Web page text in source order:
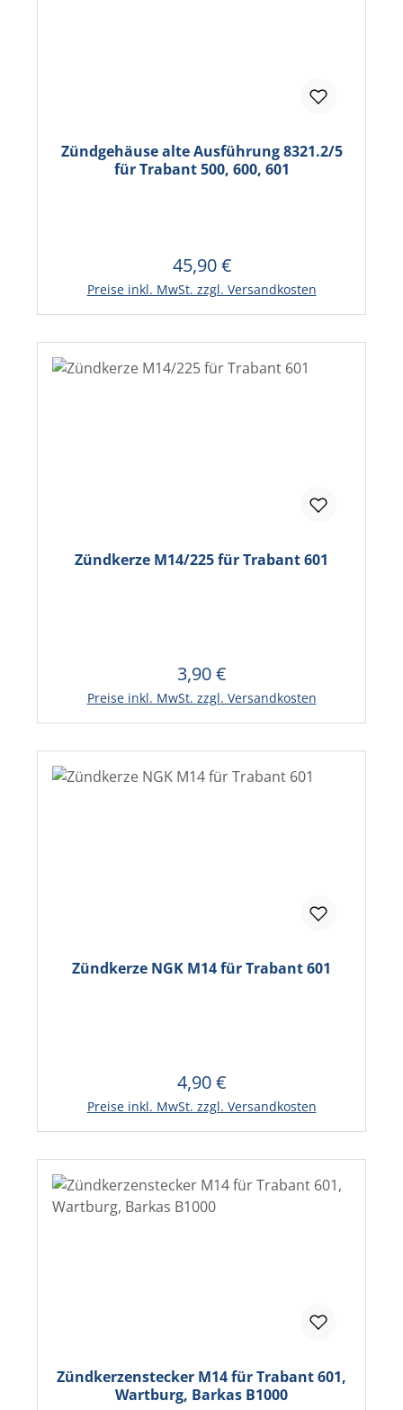
Zündgehäuse alte Ausführung 8321.2/5
für Trabant 500, 600, 601
Regulärer Preis:
45,90 €
Preise inkl. MwSt. zzgl. Versandkosten
In den Warenkorb
Zündkerze M14/225 für Trabant 601
Regulärer Preis:
3,90 €
Preise inkl. MwSt. zzgl. Versandkosten
In den Warenkorb
Zündkerze NGK M14 für Trabant 601
Regulärer Preis:
4,90 €
Preise inkl. MwSt. zzgl. Versandkosten
In den Warenkorb
Zündkerzenstecker M14 für Trabant 601,
Wartburg, Barkas B1000